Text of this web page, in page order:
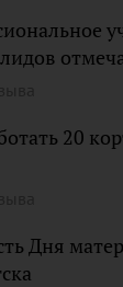
20
Дня